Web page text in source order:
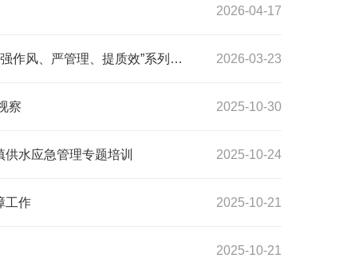
2026-04-17
锚定目标精准发力 多措并举提质增效——韶山供水有限公司召开“强作风、严管理、提质效”系列会议 2026-03-23
察 2025-10-30
水应急管理专题培训 2025-10-24
工作 2025-10-21
2025-10-21